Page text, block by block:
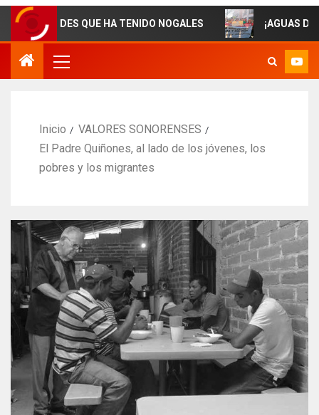
QUE HA TENIDO NOGALES ¡AGUAS
Inicio
VALORES SONORENSES
El Padre Quiñones, al lado de los jóvenes, los
pobres y los migrantes